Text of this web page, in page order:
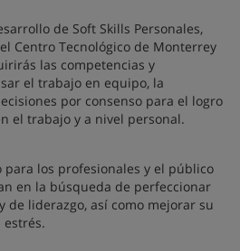
de Soft Skills Personales,
Centro Tecnológico de Monterrey
las competencias y
el trabajo en equipo, la
por consenso para el logro
el trabajo y a nivel personal.
para los profesionales y el público
en la búsqueda de perfeccionar
de liderazgo, así como mejorar su
estrés.